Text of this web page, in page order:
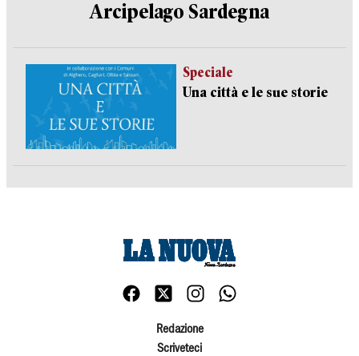
Arcipelago Sardegna
Speciale
Una città e le sue storie
Redazione
Scriveteci